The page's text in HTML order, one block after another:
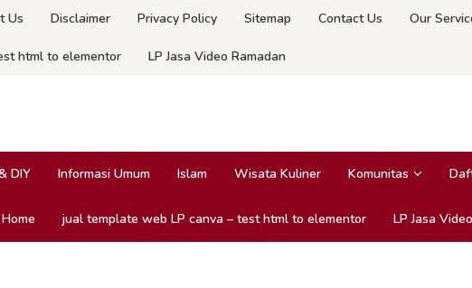
Us Disclaimer Privacy Policy Sitemap Contact Us Our
html to elementor LP Jasa Video Ramadan
DIY Informasi Umum Islam Wisata Kuliner Komunitas
Home jual template web LP canva – test html to elementor LP Jasa